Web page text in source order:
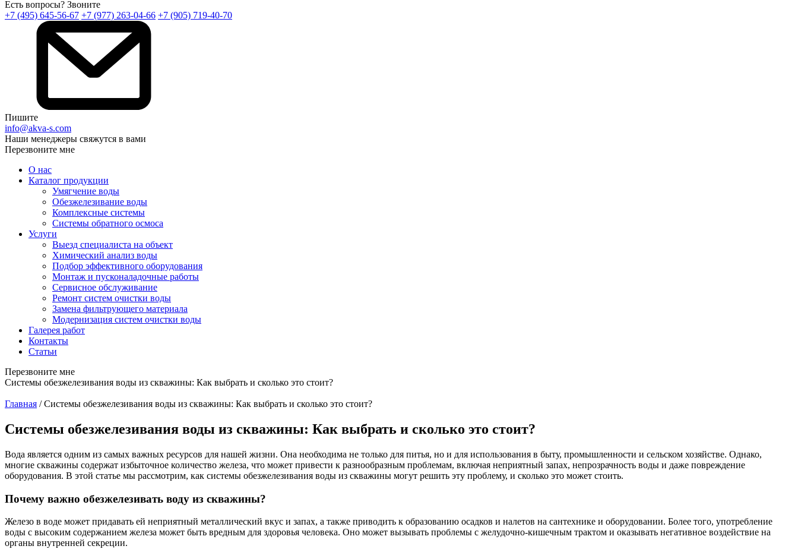
Есть вопросы? Звоните
+7 (495) 645-56-67 +7 (977) 263-04-66 +7 (905) 719-40-70
Пишите
info@akva-s.com
Наши менеджеры свяжутся в вами
Перезвоните мне
О нас
Каталог продукции
Умягчение воды
Обезжелезивание воды
Комплексные системы
Системы обратного осмоса
Услуги
Выезд специалиста на объект
Химический анализ воды
Подбор эффективного оборудования
Монтаж и пусконаладочные работы
Сервисное обслуживание
Ремонт систем очистки воды
Замена фильтрующего материала
Модернизация систем очистки воды
Галерея работ
Контакты
Статьи
Перезвоните мне
Системы обезжелезивания воды из скважины: Как выбрать и сколько это стоит?
Главная /Системы обезжелезивания воды из скважины: Как выбрать и сколько это стоит?
Системы обезжелезивания воды из скважины: Как выбрать и сколько это стоит?
Вода является одним из самых важных ресурсов для нашей жизни. Она необходима не только для питья, но и для использования в быту, промышленности и сельском хозяйстве. Однако,
многие скважины содержат избыточное количество железа, что может привести к разнообразным проблемам, включая неприятный запах, непрозрачность воды и даже повреждение
оборудования. В этой статье мы рассмотрим, как системы обезжелезивания воды из скважины могут решить эту проблему, и сколько это может стоить.
Почему важно обезжелезивать воду из скважины?
Железо в воде может придавать ей неприятный металлический вкус и запах, а также приводить к образованию осадков и налетов на сантехнике и оборудовании. Более того, употребление
воды с высоким содержанием железа может быть вредным для здоровья человека. Оно может вызывать проблемы с желудочно-кишечным трактом и оказывать негативное воздействие на
органы внутренней секреции.